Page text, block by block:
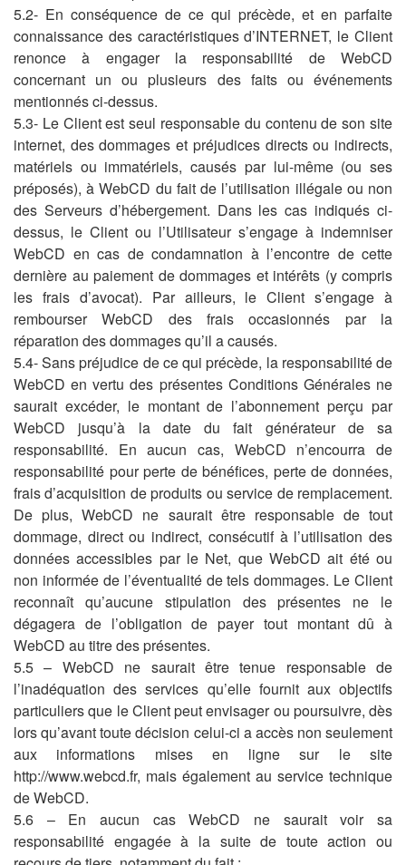
5.2- En conséquence de ce qui précède, et en parfaite
connaissance des caractéristiques d’INTERNET, le Client
renonce à engager la responsabilité de WebCD
concernant un ou plusieurs des faits ou événements
mentionnés ci-dessus.
5.3- Le Client est seul responsable du contenu de son site
internet, des dommages et préjudices directs ou indirects,
matériels ou immatériels, causés par lui-même (ou ses
préposés), à WebCD du fait de l’utilisation illégale ou non
des Serveurs d’hébergement. Dans les cas indiqués ci-
dessus, le Client ou l’Utilisateur s’engage à indemniser
WebCD en cas de condamnation à l’encontre de cette
dernière au paiement de dommages et intérêts (y compris
les frais d’avocat). Par ailleurs, le Client s’engage à
rembourser WebCD des frais occasionnés par la
réparation des dommages qu’il a causés.
5.4- Sans préjudice de ce qui précède, la responsabilité de
WebCD en vertu des présentes Conditions Générales ne
saurait excéder, le montant de l’abonnement perçu par
WebCD jusqu’à la date du fait générateur de sa
responsabilité. En aucun cas, WebCD n’encourra de
responsabilité pour perte de bénéfices, perte de données,
frais d’acquisition de produits ou service de remplacement.
De plus, WebCD ne saurait être responsable de tout
dommage, direct ou indirect, consécutif à l’utilisation des
données accessibles par le Net, que WebCD ait été ou
non informée de l’éventualité de tels dommages. Le Client
reconnaît qu’aucune stipulation des présentes ne le
dégagera de l’obligation de payer tout montant dû à
WebCD au titre des présentes.
5.5 – WebCD ne saurait être tenue responsable de
l’inadéquation des services qu’elle fournit aux objectifs
particuliers que le Client peut envisager ou poursuivre, dès
lors qu’avant toute décision celui-ci a accès non seulement
aux informations mises en ligne sur le site
http://www.webcd.fr, mais également au service technique
de WebCD.
5.6 – En aucun cas WebCD ne saurait voir sa
responsabilité engagée à la suite de toute action ou